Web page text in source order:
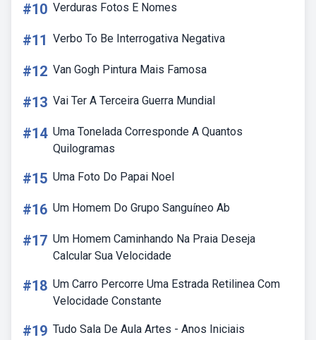
#10 Verduras Fotos E Nomes
#11 Verbo To Be Interrogativa Negativa
#12 Van Gogh Pintura Mais Famosa
#13 Vai Ter A Terceira Guerra Mundial
#14 Uma Tonelada Corresponde A Quantos
Quilogramas
#15 Uma Foto Do Papai Noel
#16 Um Homem Do Grupo Sanguíneo Ab
#17 Um Homem Caminhando Na Praia Deseja
Calcular Sua Velocidade
#18 Um Carro Percorre Uma Estrada Retilinea Com
Velocidade Constante
#19 Tudo Sala De Aula Artes - Anos Iniciais